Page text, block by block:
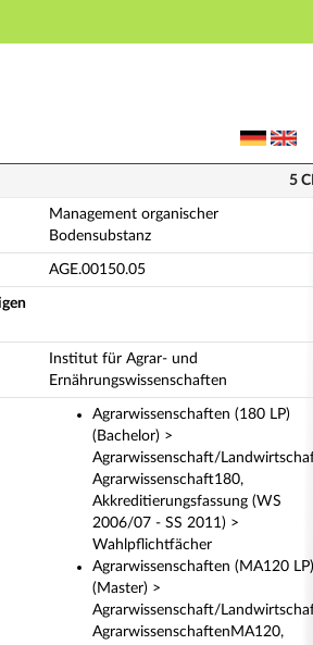
Hauptnavigation
organischer
5
Management organischer
Bodensubstanz
AGE.00150.05
Institut für Agrar- und
Ernährungswissenschaften
Agrarwissenschaften (180 LP)
(Bachelor) >
Agrarwissenschaft/
Agrarwissenschaft180,
Akkreditierungsfassung (WS
2006/07 - SS 2011) >
Wahlpflichtfächer
Agrarwissenschaften (MA120 LP)
(Master) >
Agrarwissenschaft/
AgrarwissenschaftenMA120,